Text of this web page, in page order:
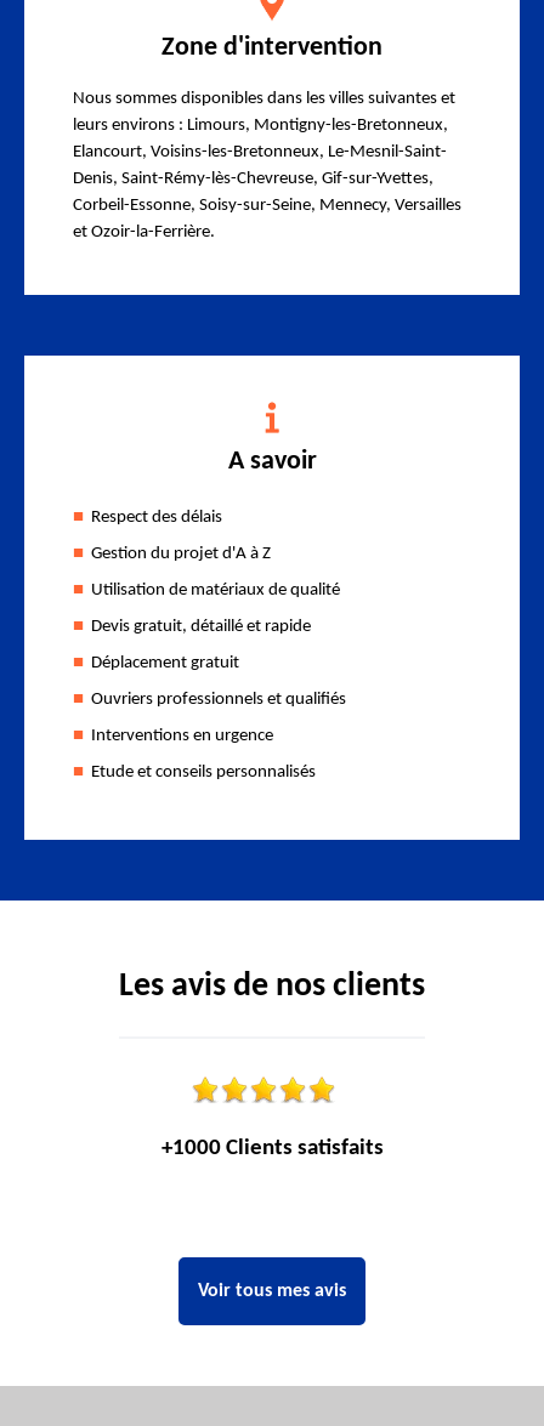
Zone d'intervention
Nous sommes disponibles dans les villes suivantes et
leurs environs : Limours, Montigny-les-Bretonneux,
Elancourt, Voisins-les-Bretonneux, Le-Mesnil-Saint-
Denis, Saint-Rémy-lès-Chevreuse, Gif-sur-Yvettes,
Corbeil-Essonne, Soisy-sur-Seine, Mennecy, Versailles
et Ozoir-la-Ferrière.
A savoir
Respect des délais
Gestion du projet d'A à Z
Utilisation de matériaux de qualité
Devis gratuit, détaillé et rapide
Déplacement gratuit
Ouvriers professionnels et qualifiés
Interventions en urgence
Etude et conseils personnalisés
Les avis de nos clients
+1000 Clients satisfaits
Voir tous mes avis